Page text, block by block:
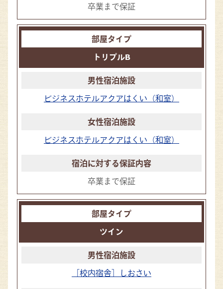
卒業まで保証
トリプルB
ビジネスホテルアクアはくい（和室）
ビジネスホテルアクアはくい（和室）
卒業まで保証
ツイン
［校内宿舎］しおさい